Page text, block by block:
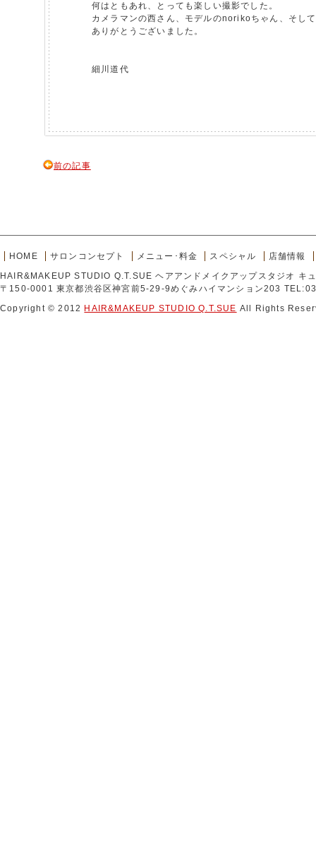
何はともあれ、とっても楽しい撮影でした。
カメラマンの西さん、モデルのnorikoちゃん、そし
ありがとうございました。
細川道代
前の記事
HOME サロンコンセプト メニュー･料金 スペシャル
店舗情報
HAIR&MAKEUP STUDIO Q.T.SUE ヘアアンドメイクアップスタジオ キ
〒150-0001 東京都渋谷区神宮前5-29-9めぐみハイマンション203
Copyright © 2012 HAIR&MAKEUP STUDIO Q.T.SUE All Rights